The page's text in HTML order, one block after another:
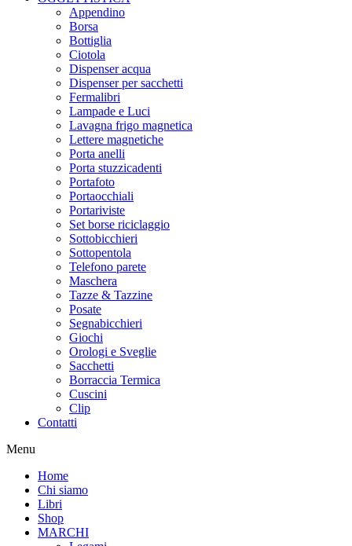
Appendino
Borsa
Bottiglia
Ciotola
Dispenser acqua
Dispenser per sacchetti
Fermalibri
Lampade e Luci
Lavagna frigo magnetica
Lettere magnetiche
Porta anelli
Porta stuzzicadenti
Portafoto
Portaocchiali
Portariviste
Set borse riciclaggio
Sottobicchieri
Sottopentola
Telefono parete
Maschera
Tazze & Tazzine
Posate
Segnabicchieri
Giochi
Orologi e Sveglie
Sacchetti
Borraccia Termica
Cuscini
Clip
Contatti
Menu
Home
Chi siamo
Libri
Shop
MARCHI